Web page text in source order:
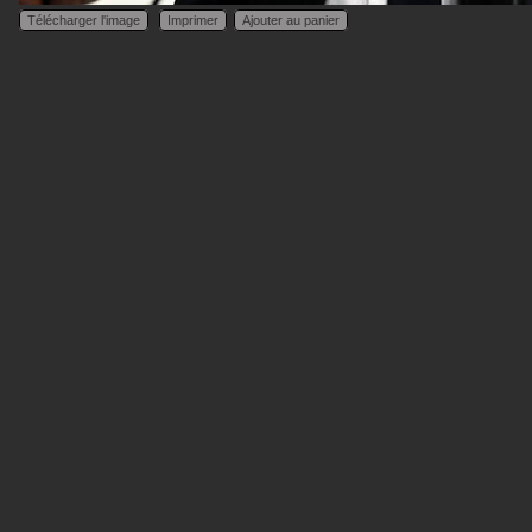
Télécharger l'image Imprimer Ajouter au panier